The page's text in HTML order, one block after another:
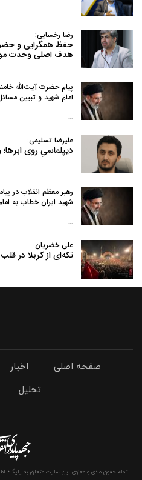
رضا رخسایی:
حفظ همگرایی و
هدف اصلی وحدت
پیام حضرت آیت‌الله
امام شهید و تبیین
…
علیرضا تسلیمی:
دیپلماسیِ روی
رهبر معظم انقلاب در
شهید ایران خطاب به
…
علی خضریان:
تکه‌ای از کربلا در
صفحه اصلی اخبار
تحلیل
تمام حقوق مادی و معنوی این سایت متعلق به پایگاه